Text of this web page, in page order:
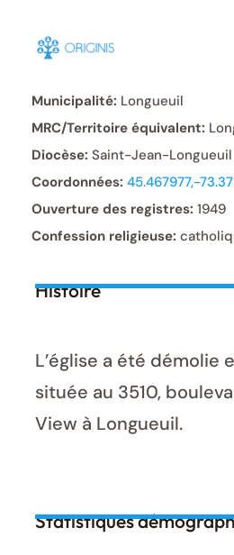
Skip
content
Municipalité: Longueuil
MRC/Territoire équivalent:
Diocèse: Saint-Jean-Longueuil
Coordonnées: 45.467977,-
Ouverture des registres: 1949
Confession religieuse:
Histoire
L’église a été démolie
située au 3510,
View à Longueuil.
Statistiques